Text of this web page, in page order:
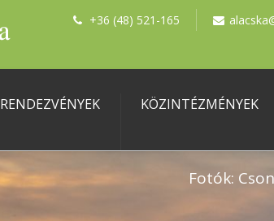
+36 (48) 521-165
RENDEZVÉNYEK KÖZINTÉZMÉNYEK
Fotók: